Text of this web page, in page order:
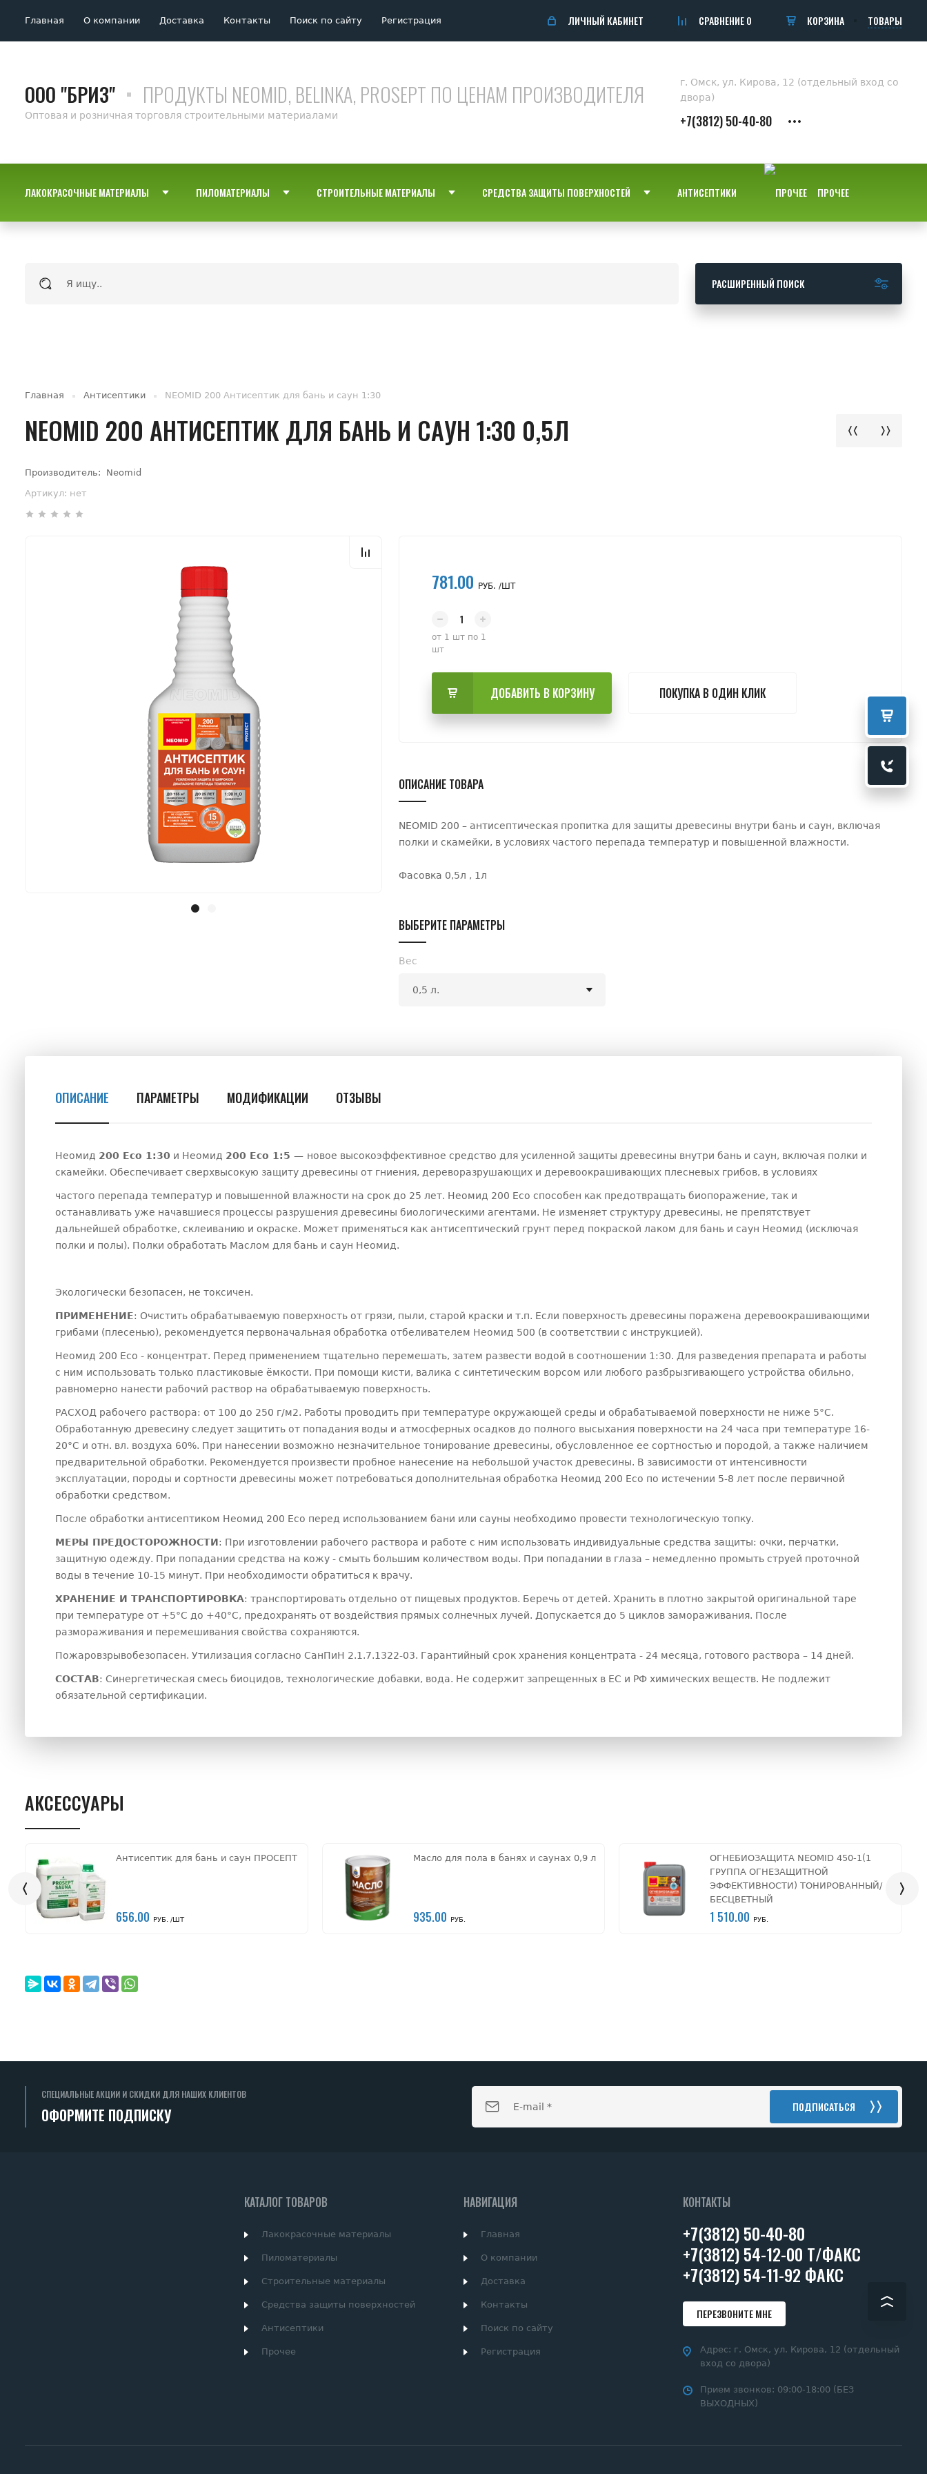
Главная О компании Доставка Контакты Поиск по сайту Регистрация ЛИЧНЫЙ КАБИНЕТ СРАВНЕНИЕ0 КОРЗИНА ТОВАРЫ
ООО "БРИЗ" ПРОДУКТЫ NEOMID, BELINKA, PROSEPT ПО ЦЕНАМ ПРОИЗВОДИТЕЛЯ
Оптовая и розничная торговля строительными материалами
г. Омск, ул. Кирова, 12 (отдельный вход со
двора)
+7(3812) 50-40-80
ЛАКОКРАСОЧНЫЕ МАТЕРИАЛЫ ПИЛОМАТЕРИАЛЫ СТРОИТЕЛЬНЫЕ МАТЕРИАЛЫ СРЕДСТВА ЗАЩИТЫ ПОВЕРХНОСТЕЙ АНТИСЕПТИКИ ПРОЧЕЕ
РАСШИРЕННЫЙ ПОИСК
Главная Антисептики NEOMID 200 Антисептик для бань и саун 1:30
NEOMID 200 АНТИСЕПТИК ДЛЯ БАНЬ И САУН 1:30 0,5Л
Производитель:
Neomid
Артикул: нет
781.00 РУБ. /ШТ
от 1 шт по 1
шт
ДОБАВИТЬ В КОРЗИНУ ПОКУПКА В ОДИН КЛИК
ОПИСАНИЕ ТОВАРА
NEOMID 200 – антисептическая пропитка для защиты древесины внутри бань и саун, включая
полки и скамейки, в условиях частого перепада температур и повышенной влажности.
Фасовка 0,5л , 1л
ВЫБЕРИТЕ ПАРАМЕТРЫ
Вес
ОПИСАНИЕ ПАРАМЕТРЫ МОДИФИКАЦИИ ОТЗЫВЫ
Неомид 200 Eco 1:30 и Неомид 200 Eco 1:5 — новое высокоэффективное средство для усиленной защиты древесины внутри бань и саун, включая полки и
скамейки. Обеспечивает сверхвысокую защиту древесины от гниения, дереворазрушающих и деревоокрашивающих плесневых грибов, в условиях
частого перепада температур и повышенной влажности на срок до 25 лет. Неомид 200 Eco способен как предотвращать биопоражение, так и
останавливать уже начавшиеся процессы разрушения древесины биологическими агентами. Не изменяет структуру древесины, не препятствует
дальнейшей обработке, склеиванию и окраске. Может применяться как антисептический грунт перед покраской лаком для бань и саун Неомид (исключая
полки и полы). Полки обработать Маслом для бань и саун Неомид.
Экологически безопасен, не токсичен.
ПРИМЕНЕНИЕ: Очистить обрабатываемую поверхность от грязи, пыли, старой краски и т.п. Если поверхность древесины поражена деревоокрашивающими
грибами (плесенью), рекомендуется первоначальная обработка отбеливателем Неомид 500 (в соответствии с инструкцией).
Неомид 200 Eco - концентрат. Перед применением тщательно перемешать, затем развести водой в соотношении 1:30. Для разведения препарата и работы
с ним использовать только пластиковые ёмкости. При помощи кисти, валика с синтетическим ворсом или любого разбрызгивающего устройства обильно,
равномерно нанести рабочий раствор на обрабатываемую поверхность.
РАСХОД рабочего раствора: от 100 до 250 г/м2. Работы проводить при температуре окружающей среды и обрабатываемой поверхности не ниже 5°С.
Обработанную древесину следует защитить от попадания воды и атмосферных осадков до полного высыхания поверхности на 24 часа при температуре 16-
20°С и отн. вл. воздуха 60%. При нанесении возможно незначительное тонирование древесины, обусловленное ее сортностью и породой, а также наличием
предварительной обработки. Рекомендуется произвести пробное нанесение на небольшой участок древесины. В зависимости от интенсивности
эксплуатации, породы и сортности древесины может потребоваться дополнительная обработка Неомид 200 Eco по истечении 5-8 лет после первичной
обработки средством.
После обработки антисептиком Неомид 200 Eco перед использованием бани или сауны необходимо провести технологическую топку.
МЕРЫ ПРЕДОСТОРОЖНОСТИ: При изготовлении рабочего раствора и работе с ним использовать индивидуальные средства защиты: очки, перчатки,
защитную одежду. При попадании средства на кожу - смыть большим количеством воды. При попадании в глаза – немедленно промыть струей проточной
воды в течение 10-15 минут. При необходимости обратиться к врачу.
ХРАНЕНИЕ И ТРАНСПОРТИРОВКА: транспортировать отдельно от пищевых продуктов. Беречь от детей. Хранить в плотно закрытой оригинальной таре
при температуре от +5°С до +40°С, предохранять от воздействия прямых солнечных лучей. Допускается до 5 циклов замораживания. После
размораживания и перемешивания свойства сохраняются.
Пожаровзрывобезопасен. Утилизация согласно СанПиН 2.1.7.1322-03. Гарантийный срок хранения концентрата - 24 месяца, готового раствора – 14 дней.
СОСТАВ: Синергетическая смесь биоцидов, технологические добавки, вода. Не содержит запрещенных в ЕС и РФ химических веществ. Не подлежит
обязательной сертификации.
АКСЕССУАРЫ
Антисептик для бань и саун ПРОСЕПТ
656.00 РУБ. /ШТ
Масло для пола в банях и саунах 0,9 л
935.00 РУБ.
ОГНЕБИОЗАЩИТА NEOMID 450-1(1
ГРУППА ОГНЕЗАЩИТНОЙ
ЭФФЕКТИВНОСТИ) ТОНИРОВАННЫЙ/
БЕСЦВЕТНЫЙ
1 510.00 РУБ.
СПЕЦИАЛЬНЫЕ АКЦИИ И СКИДКИ ДЛЯ НАШИХ КЛИЕНТОВ
ОФОРМИТЕ ПОДПИСКУ ПОДПИСАТЬСЯ
КАТАЛОГ ТОВАРОВ
Лакокрасочные материалы
Пиломатериалы
Строительные материалы
Средства защиты поверхностей
Антисептики
Прочее
НАВИГАЦИЯ
Главная
О компании
Доставка
Контакты
Поиск по сайту
Регистрация
КОНТАКТЫ
+7(3812) 50-40-80
+7(3812) 54-12-00 Т/ФАКС
+7(3812) 54-11-92 ФАКС
ПЕРЕЗВОНИТЕ МНЕ
Адрес: г. Омск, ул. Кирова, 12 (отдельный
вход со двора)
Прием звонков: 09:00-18:00 (БЕЗ
ВЫХОДНЫХ)